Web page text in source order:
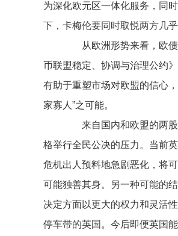
为深化欧元区一体化服务，同
下，卡梅伦要同时取悦两方几
从欧洲形势来看，欧债
币联盟稳定、协调与治理公约
有助于重塑市场对欧盟的信心
家寡人”之可能。
来自国内和欧盟的两股
格举行全民公决的压力。当前
危机出人预料地急剧恶化，将
可能独善其身。另一种可能的
决定方面以更大的权力和灵活
停车带的英国。今后即便英国